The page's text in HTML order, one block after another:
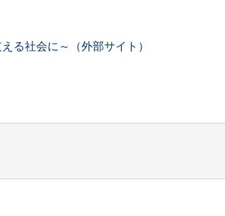
る社会に～（外部サイト）